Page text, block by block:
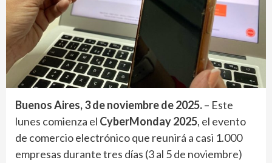
Buenos Aires, 3 de noviembre de 2025.– Este
lunes comienza el CyberMonday 2025, el evento
de comercio electrónico que reunirá a casi 1.000
empresas durante tres días (3 al 5 de noviembre)